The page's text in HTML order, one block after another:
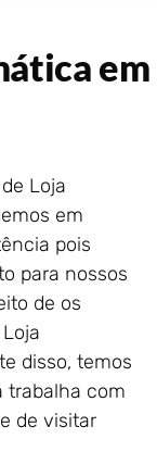
das Ostras –
– RJ
de
– RJ
de
Iguaçu – RJ
de
Nova Friburgo –
em
Loja
em
pois
para nossos
de os
disso, temos
trabalha com
de visitar